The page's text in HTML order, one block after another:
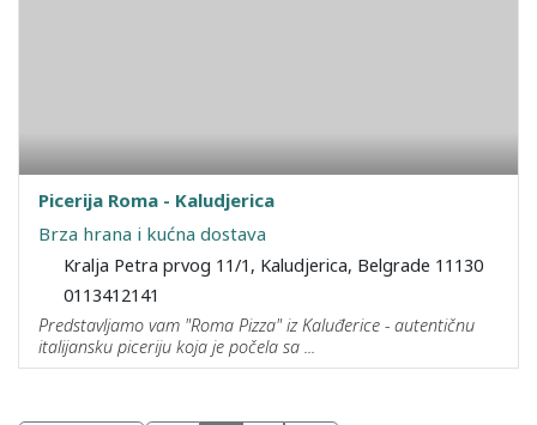
Picerija Roma - Kaludjerica
Brza hrana i kućna dostava
Kralja Petra prvog 11/1, Kaludjerica, Belgrade 11130
0113412141
Predstavljamo vam "Roma Pizza" iz Kaluđerice - autentičnu
italijansku piceriju koja je počela sa ...